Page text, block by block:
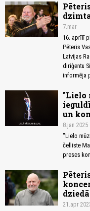
7.mar
16. aprīlī
Pēteris
Latvijas
diriģentu
informēja
"Lielo
un
8.jan 2025
"Lielo
čelliste
preses
21.apr